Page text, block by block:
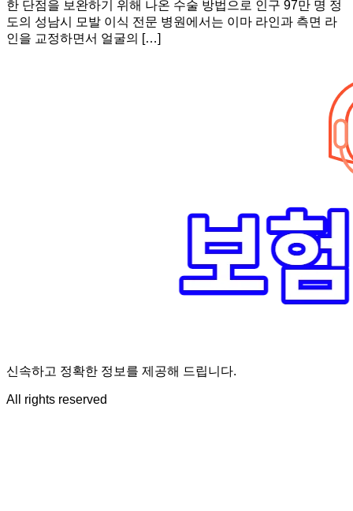
한 단점을 보완하기 위해 나온 수술 방법으로 인구 97만 명 정
도의 성남시 모발 이식 전문 병원에서는 이마 라인과 측면 라
인을 교정하면서 얼굴의 […]
신속하고 정확한 정보를 제공해 드립니다.
All rights reserved